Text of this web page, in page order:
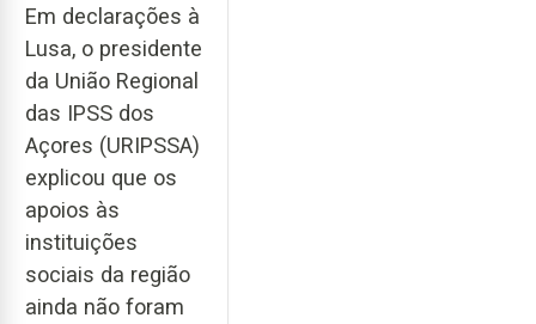
Em declarações à
Lusa, o presidente
da União Regional
das IPSS dos
Açores (URIPSSA)
explicou que os
apoios às
instituições
sociais da região
ainda não foram